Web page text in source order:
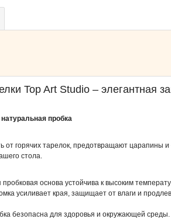
Top Art Studio – элегантная
пробка
от горячих тарелок, предотвращают царапины
стола.
пробковая основа устойчива к высоким
усиливает края, защищает от влаги и
безопасна для здоровья и окружающей среды.